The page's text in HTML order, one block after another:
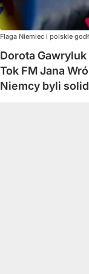
Flaga Niemiec i polskie
Dorota Gawryluk
Tok FM Jana
Niemcy byli